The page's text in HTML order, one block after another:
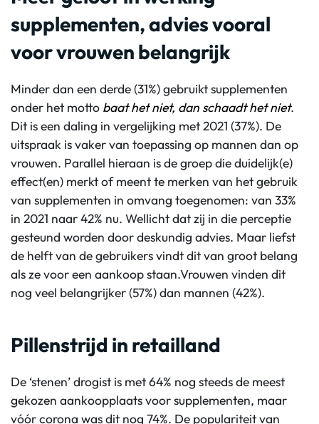
supplementen, advies vooral
voor vrouwen belangrijk
Minder dan een derde (31%) gebruikt supplementen
onder het motto baat het niet, dan schaadt het niet.
Dit is een daling in vergelijking met 2021 (37%). De
uitspraak is vaker van toepassing op mannen dan op
vrouwen. Parallel hieraan is de groep die duidelijk(e)
effect(en) merkt of meent te merken van het gebruik
van supplementen in omvang toegenomen: van 33%
in 2021 naar 42% nu. Wellicht dat zij in die perceptie
gesteund worden door deskundig advies. Maar liefst
de helft van de gebruikers vindt dit van groot belang
als ze voor een aankoop staan.Vrouwen vinden dit
nog veel belangrijker (57%) dan mannen (42%).
Pillenstrijd in retailland
De ‘stenen’ drogist is met 64% nog steeds de meest
gekozen aankoopplaats voor supplementen, maar
vóór corona was dit nog 74%. De populariteit van